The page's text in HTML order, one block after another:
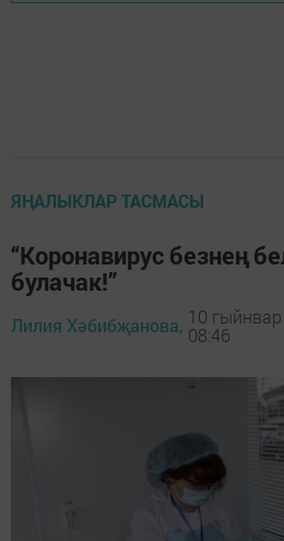
ЯҢАЛЫКЛАР ТАСМАСЫ
“Коронавирус безнең
булачак!”
Лилия Хәбибҗанова, 10
08:46